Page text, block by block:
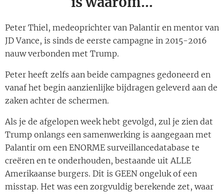
Peter Thiel, medeoprichter van Palantir en mentor van
JD Vance, is sinds de eerste campagne in 2015-2016
nauw verbonden met Trump.
Peter heeft zelfs aan beide campagnes gedoneerd en
vanaf het begin aanzienlijke bijdragen geleverd aan de
zaken achter de schermen.
Als je de afgelopen week hebt gevolgd, zul je zien dat
Trump onlangs een samenwerking is aangegaan met
Palantir om een ​​ENORME surveillancedatabase te
creëren en te onderhouden, bestaande uit ALLE
Amerikaanse burgers. Dit is GEEN ongeluk of een
misstap. Het was een zorgvuldig berekende zet, waar